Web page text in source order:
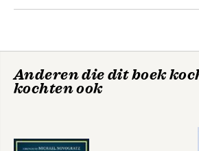
Je vermogen krimpt als je niets doet 27
Beleggen om inflatie tegen te gaan 29
Alle beleggingsexperts zijn leugenaars 58
Anderen die dit boek
kochten ook